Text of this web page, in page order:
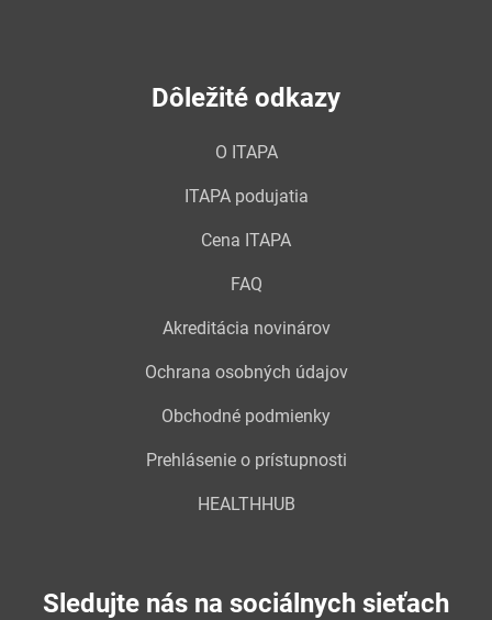
Dôležité odkazy
O ITAPA
ITAPA podujatia
Cena ITAPA
FAQ
Akreditácia novinárov
Ochrana osobných údajov
Obchodné podmienky
Prehlásenie o prístupnosti
HEALTHHUB
Sledujte nás na sociálnych sieťach